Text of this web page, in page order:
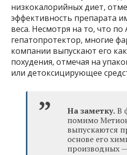
низкокалорийных диет,
эффективность препарата
веса. Несмотря на то, что по
гепатопротектор, многие
компании выпускают его
похудения, отмечая на
или детоксицирующее
На заметку.В
помимо
выпускаются
основе его
производных